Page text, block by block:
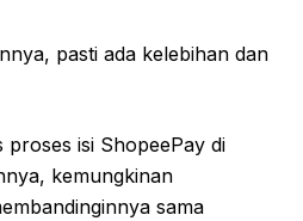
pasti ada kelebihan dan
isi ShopeePay di
kemungkinan
sama